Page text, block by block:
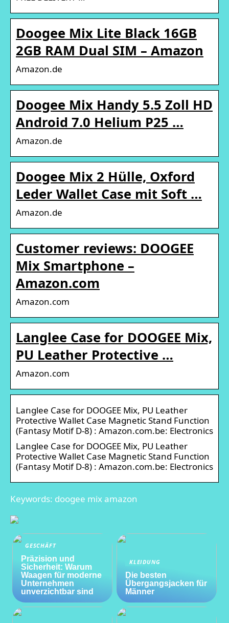
Doogee Mix Lite Black 16GB
2GB RAM Dual SIM – Amazon
Amazon.de
Doogee Mix Handy 5.5 Zoll HD
Android 7.0 Helium P25 …
Amazon.de
Doogee Mix 2 Hülle, Oxford
Leder Wallet Case mit Soft …
Amazon.de
Customer reviews: DOOGEE
Mix Smartphone –
Amazon.com
Amazon.com
Langlee Case for DOOGEE Mix,
PU Leather Protective …
Amazon.com
Langlee Case for DOOGEE Mix, PU Leather
Protective Wallet Case Magnetic Stand Function
(Fantasy Motif D-8) : Amazon.com.be: Electronics
Langlee Case for DOOGEE Mix, PU Leather
Protective Wallet Case Magnetic Stand Function
(Fantasy Motif D-8) : Amazon.com.be: Electronics
Keywords: doogee mix amazon
GESCHÄFT
Präzision und
Sicherheit: Warum
Waagen für moderne
Unternehmen
unverzichtbar sind
KLEIDUNG
Die besten
Übergangsjacken für
Männer